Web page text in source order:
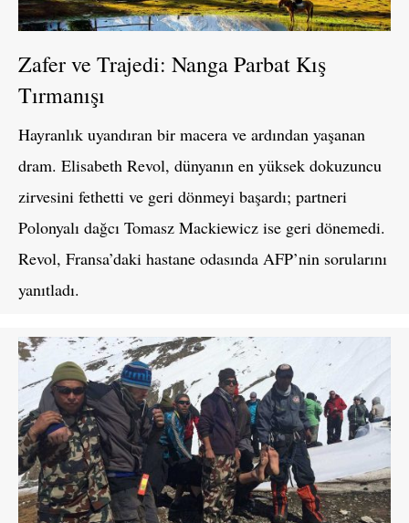
Zafer ve Trajedi: Nanga Parbat Kış
Tırmanışı
Hayranlık uyandıran bir macera ve ardından yaşanan
dram. Elisabeth Revol, dünyanın en yüksek dokuzuncu
zirvesini fethetti ve geri dönmeyi başardı; partneri
Polonyalı dağcı Tomasz Mackiewicz ise geri dönemedi.
Revol, Fransa’daki hastane odasında AFP’nin sorularını
yanıtladı.